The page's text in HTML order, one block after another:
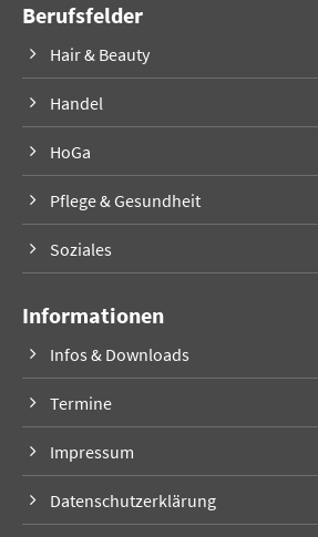
Berufsfelder
Hair & Beauty
Handel
HoGa
Pflege & Gesundheit
Soziales
Informationen
Infos & Downloads
Termine
Impressum
Datenschutzerklärung